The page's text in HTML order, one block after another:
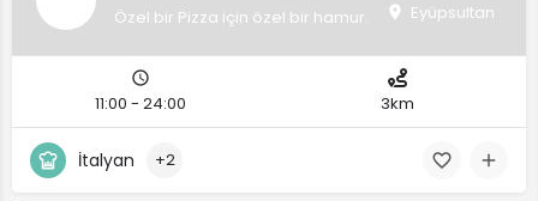
Özel bir Pizza için özel bir hamur. Eyüpsultan
11:00 - 24:00 3km
İtalyan +2